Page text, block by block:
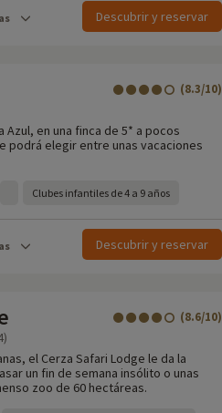
Descubrir y reservar
(8.3/10)
Azul, en una finca de 5* a pocos
podrá elegir entre unas vacaciones
Clubes infantiles de 4 a 9 años
Descubrir y reservar
(8.6/10)
el Cerza Safari Lodge le da la
un fin de semana insólito o unas
zoo de 60 hectáreas.